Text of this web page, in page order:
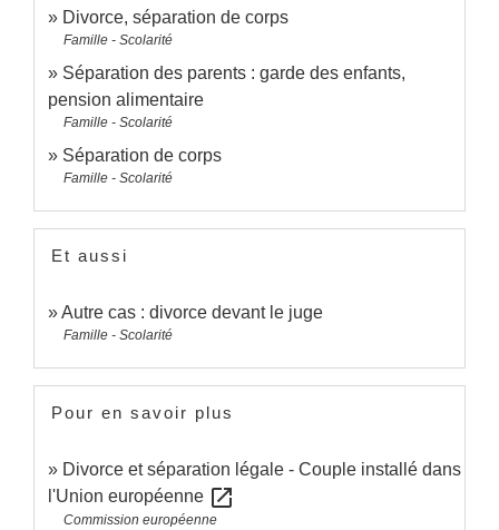
Divorce, séparation de corps
Famille - Scolarité
Séparation des parents : garde des enfants,
pension alimentaire
Famille - Scolarité
Séparation de corps
Famille - Scolarité
Et aussi
Autre cas : divorce devant le juge
Famille - Scolarité
Pour en savoir plus
Divorce et séparation légale - Couple installé dans
l'Union européenne open_in_new
Commission européenne